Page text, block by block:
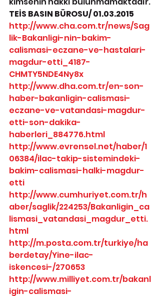
TEİS BASIN BÜROSU/ 01.03.2015
http://www.cha.com.tr/news/Sag
lik-Bakanligi-nin-bakim-
calismasi-eczane-ve-hastalari-
magdur-etti_4187-
CHMTY5NDE4Ny8x
http://www.dha.com.tr/en-son-
haber-bakanligin-calismasi-
eczane-ve-vatandasi-magdur-
etti-son-dakika-
haberleri_884776.html
http://www.evrensel.net/haber/1
06384/ilac-takip-sistemindeki-
bakim-calismasi-halki-magdur-
etti
http://www.cumhuriyet.com.tr/h
aber/saglik/224253/Bakanligin_ca
lismasi_vatandasi_magdur_etti.
html
http://m.posta.com.tr/turkiye/ha
berdetay/Yine-ilac-
iskencesi-/270653
http://www.milliyet.com.tr/bakanl
igin-calismasi-